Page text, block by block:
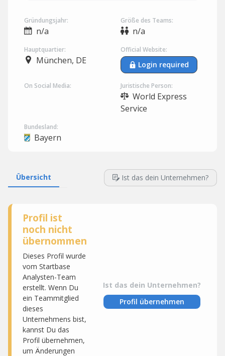
Gründungsjahr:
n/a
Größe des Teams:
n/a
Hauptquartier:
München, DE
Official Website:
Login required
On Social Media: Juristische Person:
World Express
Service
Bundesland:
Bayern
Übersicht Ist das dein Unternehmen?
Profil ist
noch nicht
übernommen
Dieses Profil wurde
vom Startbase
Analysten-Team
erstellt. Wenn Du
ein Teammitglied
dieses
Unternehmens bist,
kannst Du das
Profil übernehmen,
um Änderungen
Ist das dein Unternehmen?
Profil übernehmen